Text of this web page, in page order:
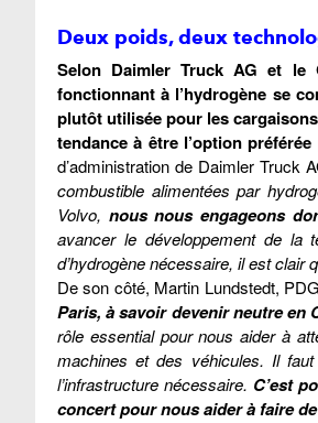
Deux poids, deux
Selon Daimler Truck AG et le
fonctionnant à l’hydrogène se
plutôt utilisée pour les
tendance à être l’option
d’administration de Daimler Truck
combustible alimentées par
Volvo, nous nous engageons
avancer le développement de la
d’hydrogène nécessaire, il est clair
De son côté, Martin Lundstedt,
Paris, à savoir devenir neutre en
rôle essential pour nous aider à
machines et des véhicules. Il
l’infrastructure nécessaire. C’est
concert pour nous aider à faire